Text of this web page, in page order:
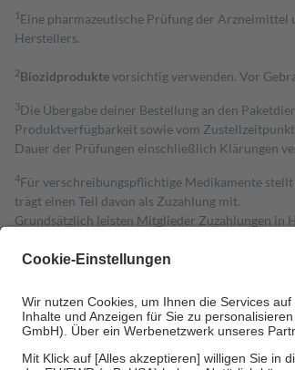
1 Eine pharmazeutische Prüfung der
Herstellers.
2Biozidproduktevorsichtig verwenden. Vor
3Die Übergabe deiner Bestellung an den
Produktverfügbarkeit sowie vom
Dauer der Prüfungen einschließlich Klärungen
4Für verschreibungspflichtige Medikamente
trägt einen Teil davon als Zuzahlung mit.
Grundsätzlich leisten Mitglieder Zuzahlungen in
Diese Regeln gelten grundsätzlich auch für
Um das Engagement der Versicherten für ihre
• Kindern und Jugendlichen bis zum
• Untersuchungen zur Vorsorge und
• empfohlenen Schutzimpfungen